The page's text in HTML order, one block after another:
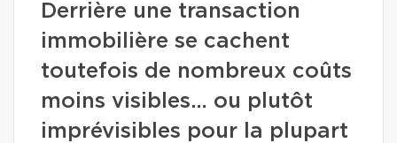
Derrière une transaction
immobilière se cachent
toutefois de nombreux coûts
moins visibles… ou plutôt
imprévisibles pour la plupart